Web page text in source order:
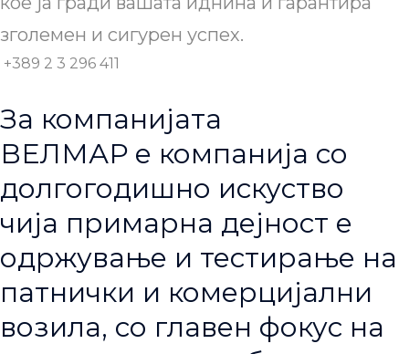
зголемен и сигурен успех.
+389 2 3 296 411
За компанијата
ВЕЛМАР е компанија со
долгогодишно искуство
чија примарна дејност е
одржување и тестирање на
патнички и комерцијални
возила, со главен фокус на